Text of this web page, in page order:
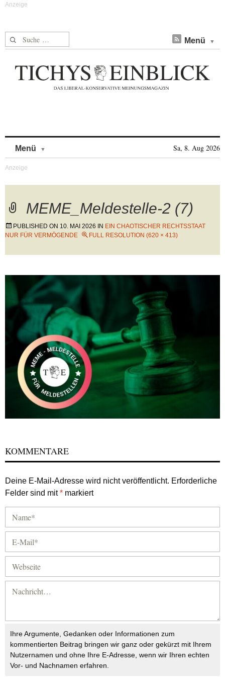
Suche nach: Menü
Menü Sa, 8. Aug 2026
MEME_Meldestelle-2 (7)
PUBLISHED ON 10. MAI 2026 IN EIN CHAOTISCHER RECHTSSTAAT
NUR FÜR VERMÖGENDE
FULL RESOLUTION (620 × 413)
KOMMENTARE
Deine E-Mail-Adresse wird nicht veröffentlicht. Erforderliche
Felder sind mit* markiert
Ihre Argumente, Gedanken oder Informationen zum
kommentierten Beitrag bringen wir ganz oder gekürzt mit Ihrem
Nutzernamen und ohne Ihre E-Adresse, wenn wir Ihren echten
Vor- und Nachnamen erfahren.